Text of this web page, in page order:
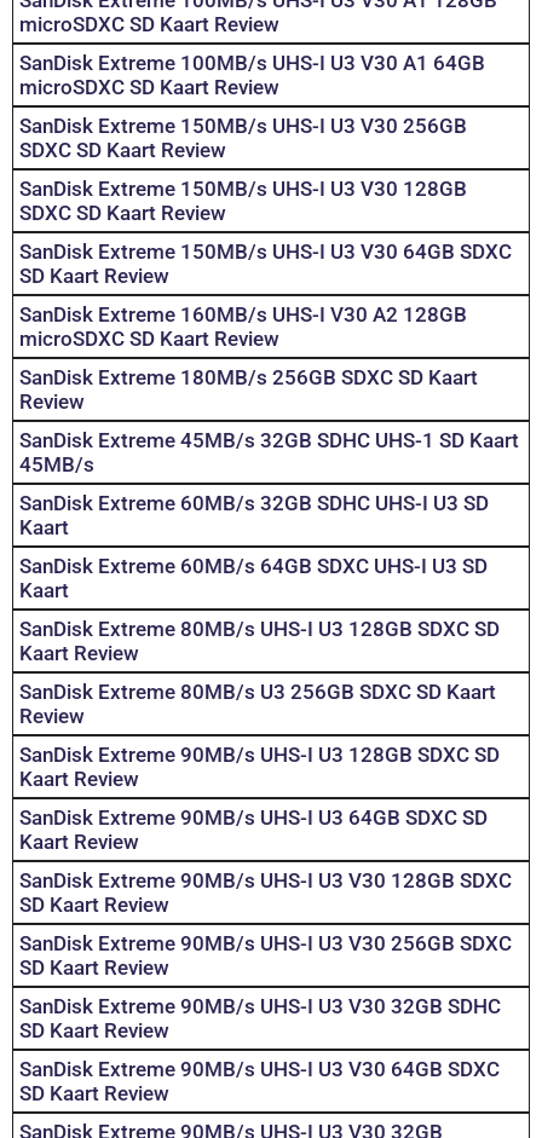
microSDXC SD Kaart Review
SanDisk Extreme 100MB/s UHS-I U3 V30 A1 64GB
microSDXC SD Kaart Review
SanDisk Extreme 150MB/s UHS-I U3 V30 256GB
SDXC SD Kaart Review
SanDisk Extreme 150MB/s UHS-I U3 V30 128GB
SDXC SD Kaart Review
SanDisk Extreme 150MB/s UHS-I U3 V30 64GB SDXC
SD Kaart Review
SanDisk Extreme 160MB/s UHS-I V30 A2 128GB
microSDXC SD Kaart Review
SanDisk Extreme 180MB/s 256GB SDXC SD Kaart
Review
SanDisk Extreme 45MB/s 32GB SDHC UHS-1 SD Kaart
45MB/s
SanDisk Extreme 60MB/s 32GB SDHC UHS-I U3 SD
Kaart
SanDisk Extreme 60MB/s 64GB SDXC UHS-I U3 SD
Kaart
SanDisk Extreme 80MB/s UHS-I U3 128GB SDXC SD
Kaart Review
SanDisk Extreme 80MB/s U3 256GB SDXC SD Kaart
Review
SanDisk Extreme 90MB/s UHS-I U3 128GB SDXC SD
Kaart Review
SanDisk Extreme 90MB/s UHS-I U3 64GB SDXC SD
Kaart Review
SanDisk Extreme 90MB/s UHS-I U3 V30 128GB SDXC
SD Kaart Review
SanDisk Extreme 90MB/s UHS-I U3 V30 256GB SDXC
SD Kaart Review
SanDisk Extreme 90MB/s UHS-I U3 V30 32GB SDHC
SD Kaart Review
SanDisk Extreme 90MB/s UHS-I U3 V30 64GB SDXC
SD Kaart Review
SanDisk Extreme 90MB/s UHS-I U3 V30 32GB